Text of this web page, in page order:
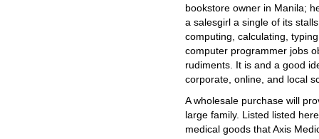
bookstore owner in Manila;
a salesgirl a single of its
computing, calculating,
computer programmer jobs
rudiments. It is and a good
corporate, online, and local
A wholesale purchase will
large family. Listed listed
medical goods that Axis